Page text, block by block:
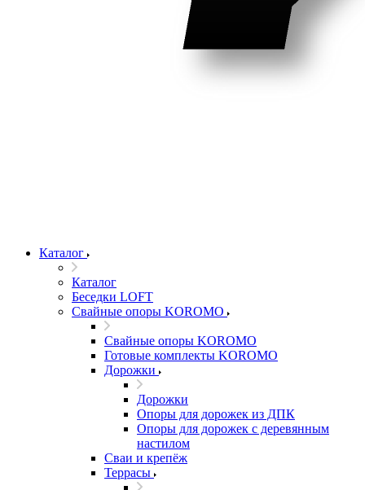
Каталог
Каталог
Беседки LOFT
Свайные опоры KOROMO
Свайные опоры KOROMO
Готовые комплекты KOROMO
Дорожки
Дорожки
Опоры для дорожек из ДПК
Опоры для дорожек с деревянным
настилом
Сваи и крепёж
Террасы